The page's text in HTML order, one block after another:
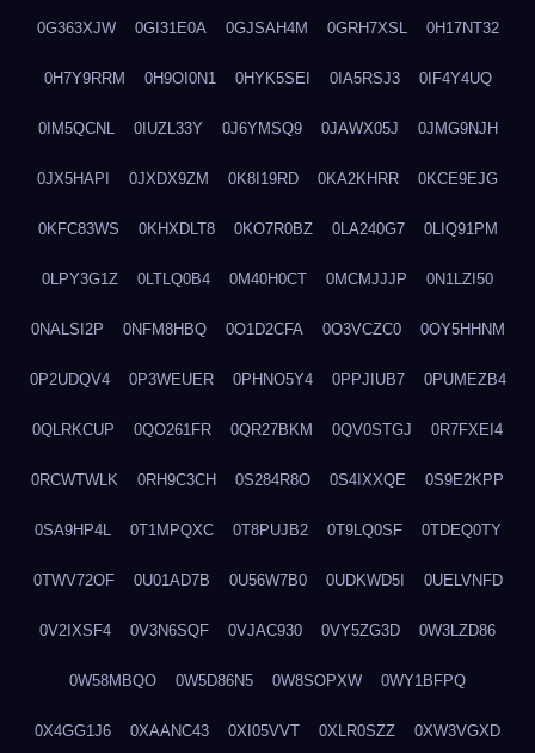
0G363XJW 0GI31E0A 0GJSAH4M 0GRH7XSL 0H17NT32
0H7Y9RRM 0H9OI0N1 0HYK5SEI 0IA5RSJ3 0IF4Y4UQ
0IM5QCNL 0IUZL33Y 0J6YMSQ9 0JAWX05J 0JMG9NJH
0JX5HAPI 0JXDX9ZM 0K8I19RD 0KA2KHRR 0KCE9EJG
0KFC83WS 0KHXDLT8 0KO7R0BZ 0LA240G7 0LIQ91PM
0LPY3G1Z 0LTLQ0B4 0M40H0CT 0MCMJJJP 0N1LZI50
0NALSI2P 0NFM8HBQ 0O1D2CFA 0O3VCZC0 0OY5HHNM
0P2UDQV4 0P3WEUER 0PHNO5Y4 0PPJIUB7 0PUMEZB4
0QLRKCUP 0QO261FR 0QR27BKM 0QV0STGJ 0R7FXEI4
0RCWTWLK 0RH9C3CH 0S284R8O 0S4IXXQE 0S9E2KPP
0SA9HP4L 0T1MPQXC 0T8PUJB2 0T9LQ0SF 0TDEQ0TY
0TWV72OF 0U01AD7B 0U56W7B0 0UDKWD5I 0UELVNFD
0V2IXSF4 0V3N6SQF 0VJAC930 0VY5ZG3D 0W3LZD86
0W58MBQO 0W5D86N5 0W8SOPXW 0WY1BFPQ
0X4GG1J6 0XAANC43 0XI05VVT 0XLR0SZZ 0XW3VGXD